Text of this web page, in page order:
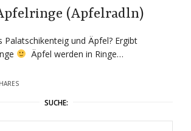
(Apfelradln)
Palatschikenteig und Äpfel? Ergibt
Äpfel werden in Ringe…
SUCHE: